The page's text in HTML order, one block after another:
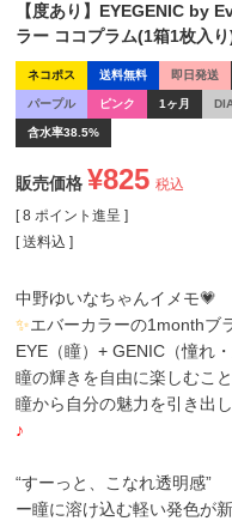
【度あり】EYEGENIC by
ラー ココプラム(1箱1枚入り
ネコポス 送料無料 即日発送
パープル ピンク 1ヶ月
含水率38.5%
販売価格 ¥825 税込
[ 8 ポイント進呈 ]
送料込
中野ゆいなちゃんイメモ💗
✨エバーカラーの1monthブ
EYE（瞳）+ GENIC（憧れ
瞳の輝きを自由に楽しむこ
瞳から自分の魅力を引き出
♪
“すーっと、こなれ透明感”
ー瞳に溶け込む軽い発色が